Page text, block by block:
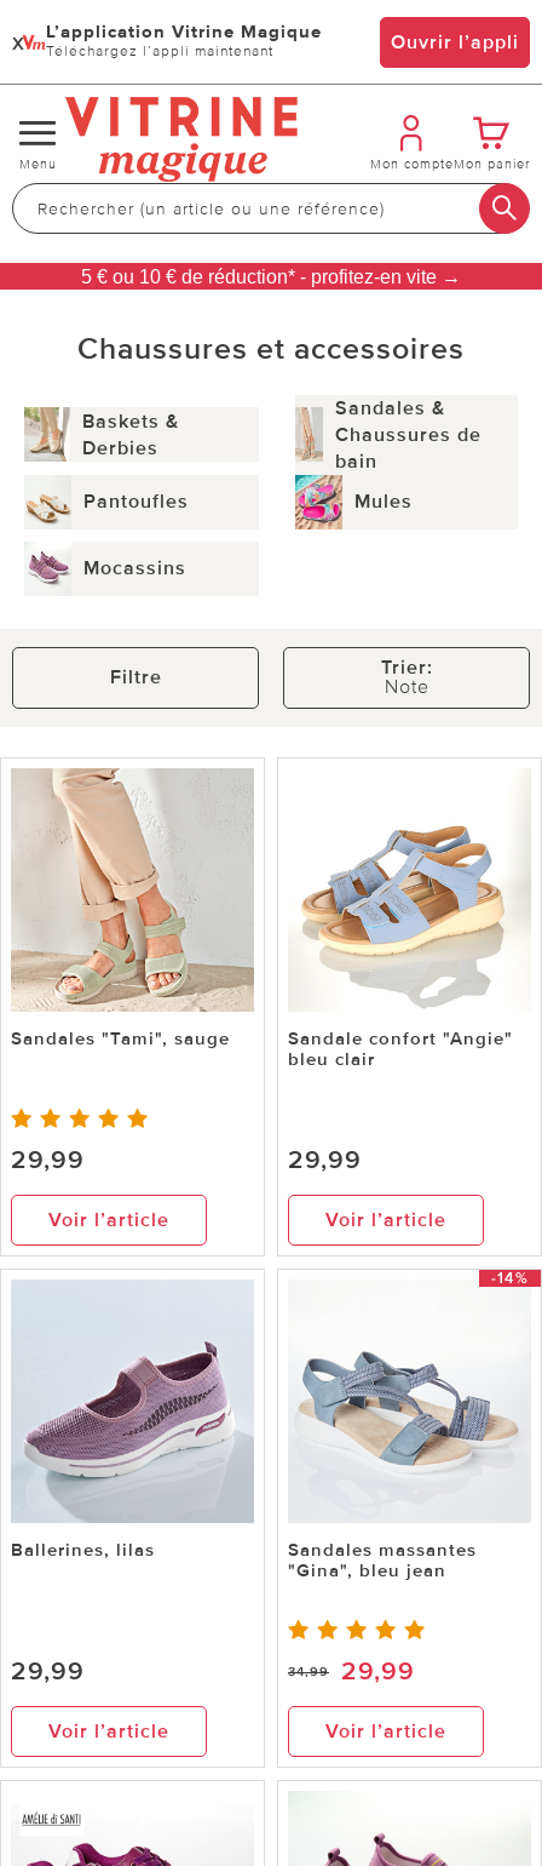
x L’application Vitrine Magique
Téléchargez l’appli maintenant Ouvrir l’appli
Changer
de
navigation
Menu Mon compteMon panier
5 € ou 10 € de réduction* - profitez-en vite →
Chaussures et accessoires
Baskets &
Derbies
Sandales &
Chaussures de
bain
Pantoufles
Mules
Mocassins
Filtre
Trier:
Note
Sandales "Tami", sauge
29,99
Voir l’article
Sandale confort "Angie"
bleu clair
29,99
Voir l’article
Ballerines, lilas
29,99
Voir l’article
-14%
Sandales massantes
"Gina", bleu jean
34,99 29,99
Voir l’article